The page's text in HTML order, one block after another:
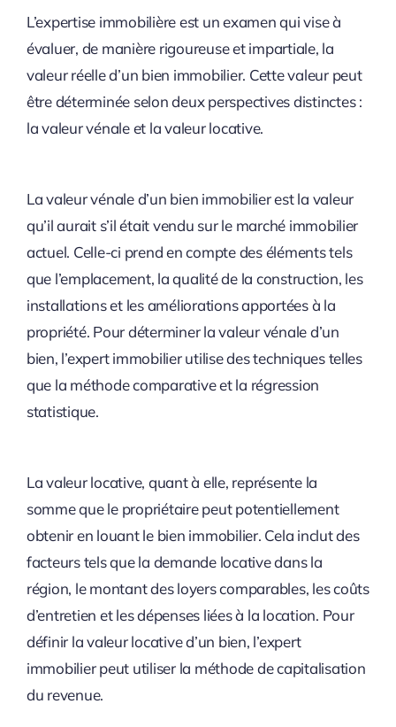
L’expertise immobilière est un examen qui vise à
évaluer, de manière rigoureuse et impartiale, la
valeur réelle d’un bien immobilier. Cette valeur peut
être déterminée selon deux perspectives distinctes :
la valeur vénale et la valeur locative.
La valeur vénale d’un bien immobilier est la valeur
qu’il aurait s’il était vendu sur le marché immobilier
actuel. Celle-ci prend en compte des éléments tels
que l’emplacement, la qualité de la construction, les
installations et les améliorations apportées à la
propriété. Pour déterminer la valeur vénale d’un
bien, l’expert immobilier utilise des techniques telles
que la méthode comparative et la régression
statistique.
La valeur locative, quant à elle, représente la
somme que le propriétaire peut potentiellement
obtenir en louant le bien immobilier. Cela inclut des
facteurs tels que la demande locative dans la
région, le montant des loyers comparables, les coûts
d’entretien et les dépenses liées à la location. Pour
définir la valeur locative d’un bien, l’expert
immobilier peut utiliser la méthode de capitalisation
du revenue.